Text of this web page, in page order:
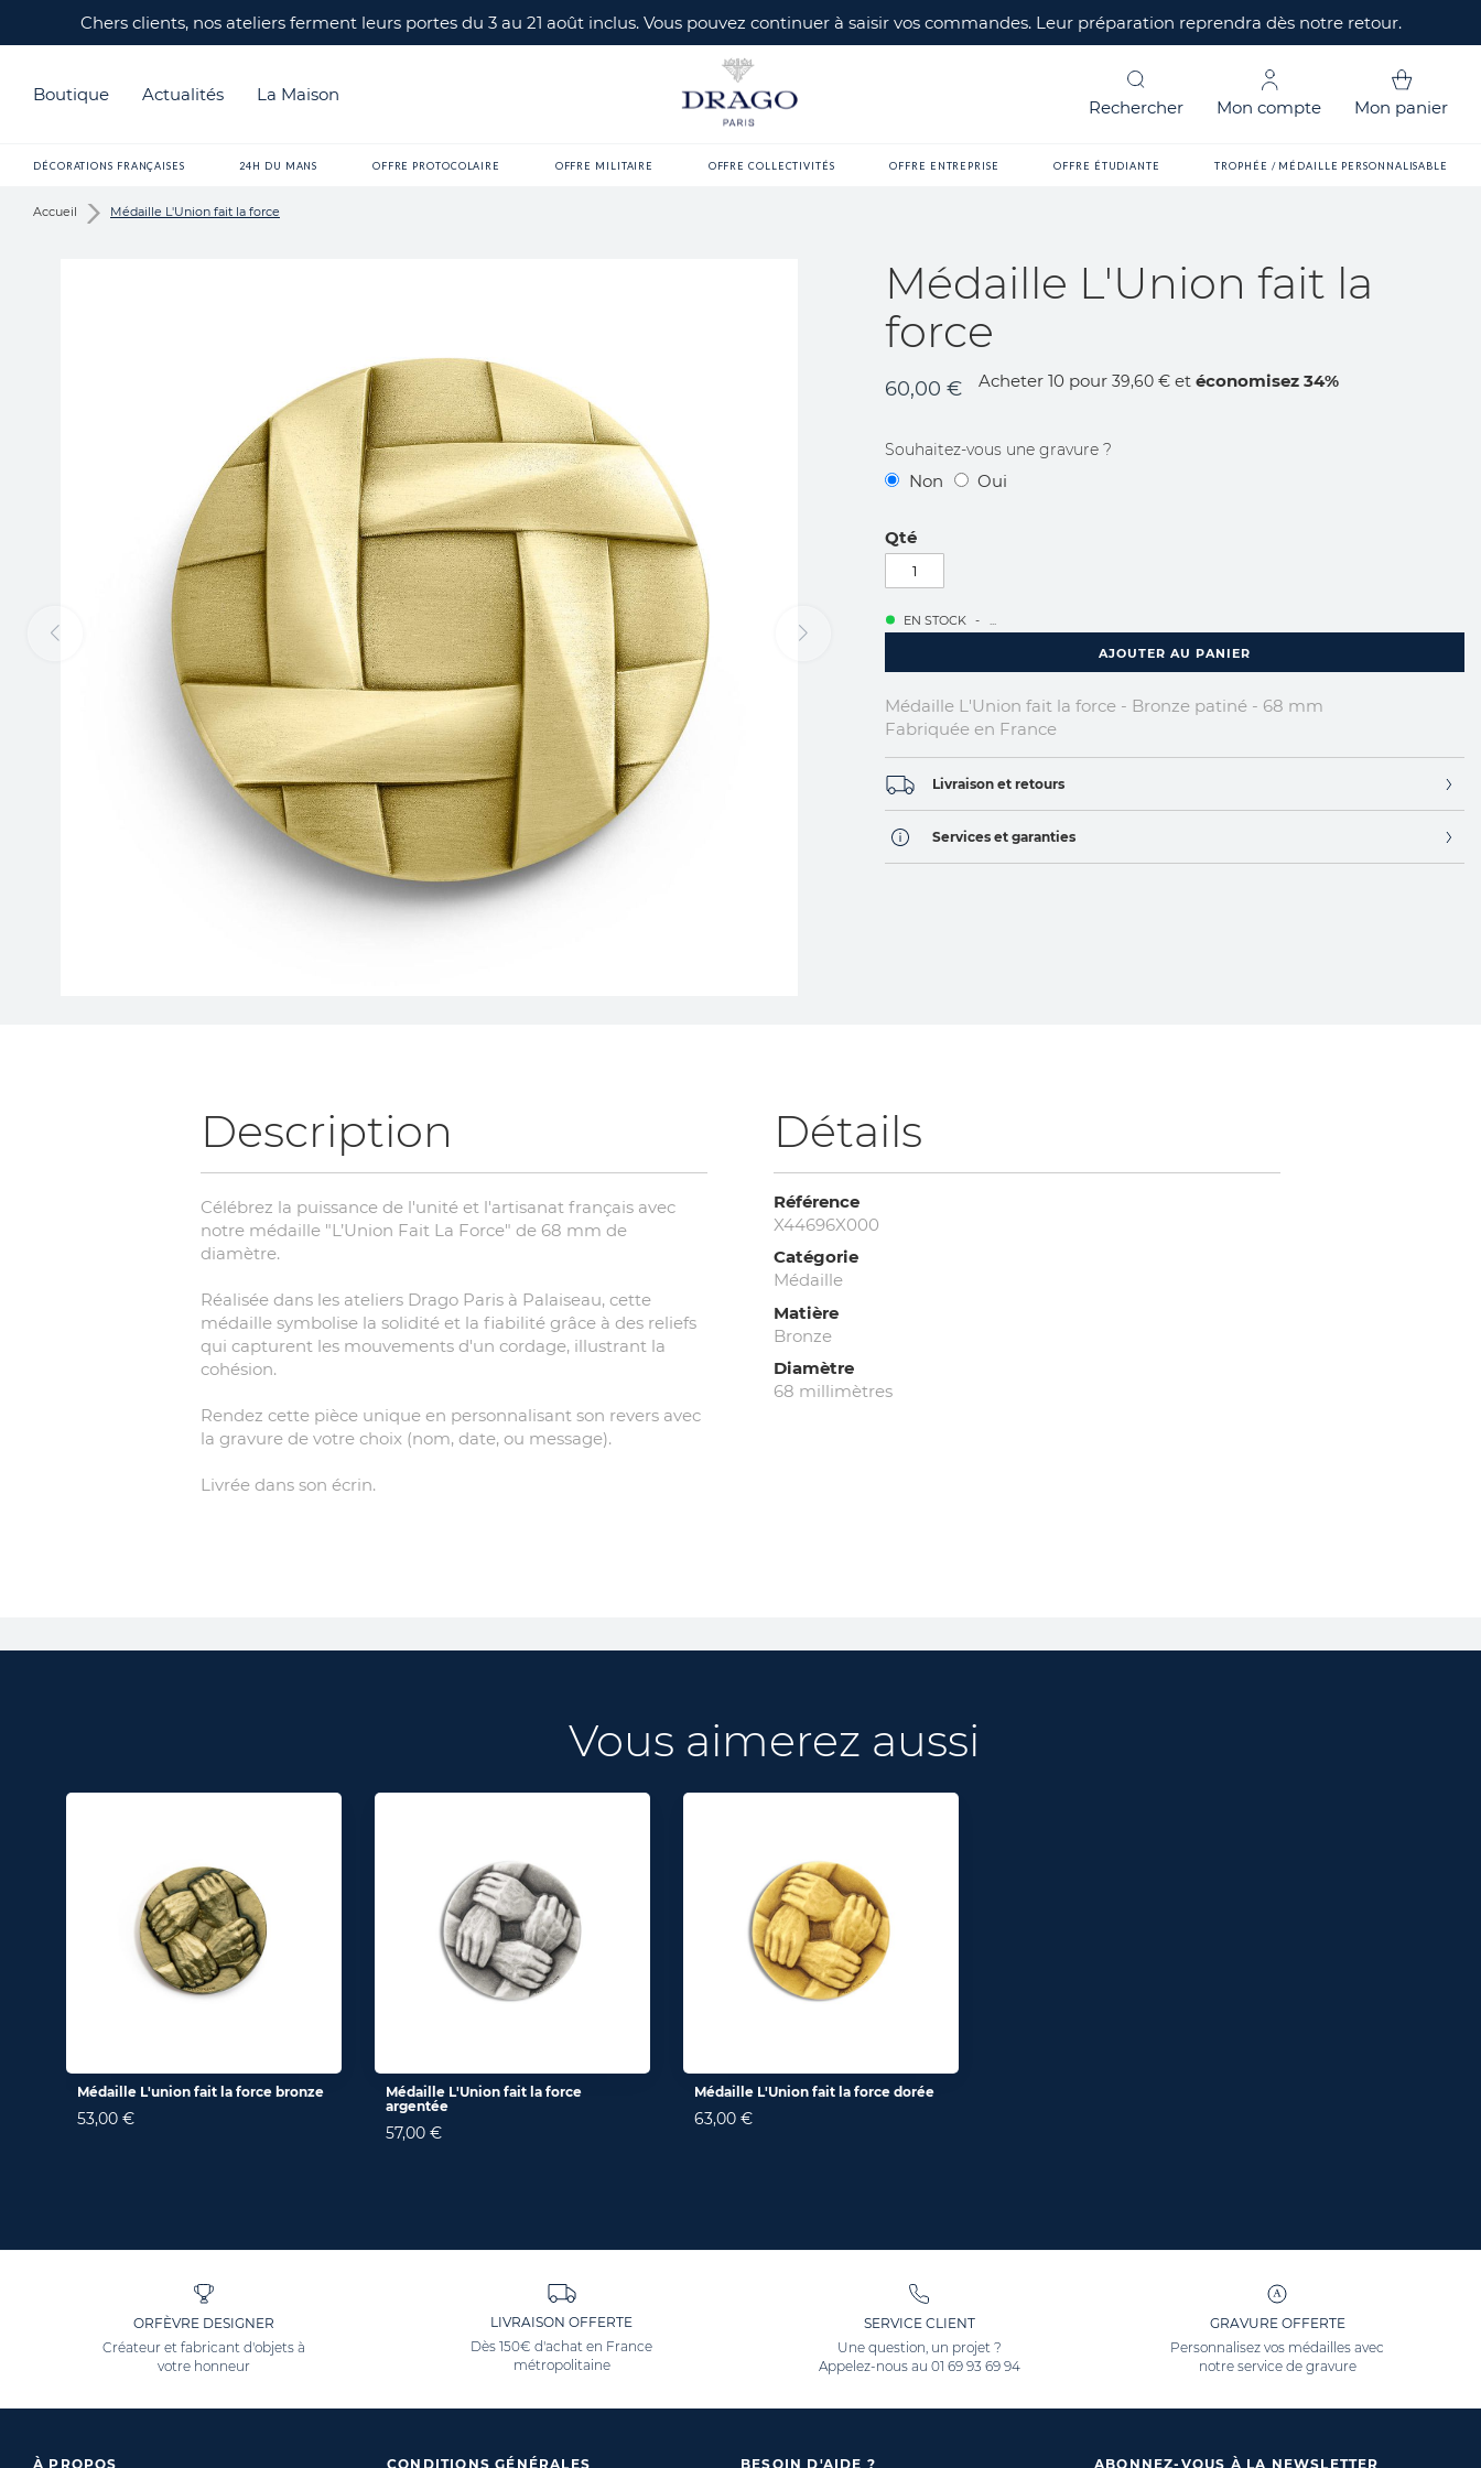
Chers clients, nos ateliers ferment leurs portes du 3 au 21 août inclus. Vous pouvez continuer à saisir vos commandes. Leur préparation reprendra dès notre retour.
Boutique
DÉCORATIONS FRANÇAISES 24H DU MANS OFFRE PROTOCOLAIRE OFFRE MILITAIRE OFFRE COLLECTIVITÉS OFFRE ENTREPRISE OFFRE ÉTUDIANTE TROPHÉE / MÉDAILLE PERSONNALISABLE
Actualités La Maison
Rechercher Mon compte Mon panier
Accueil Médaille L'Union fait la force
Médaille L'Union fait la
force
60,00 € Acheter 10 pour39,60 € etéconomisez 34%
Souhaitez-vous une gravure ?
Non Oui
Qté
EN STOCK ...
AJOUTER AU PANIER
Médaille L'Union fait la force - Bronze patiné - 68 mm
Fabriquée en France
Livraison et retours
Services et garanties
Description
Célébrez la puissance de l'unité et l'artisanat français avec
notre médaille "L’Union Fait La Force" de 68 mm de
diamètre.
Réalisée dans les ateliers Drago Paris à Palaiseau, cette
médaille symbolise la solidité et la fiabilité grâce à des reliefs
qui capturent les mouvements d'un cordage, illustrant la
cohésion.
Rendez cette pièce unique en personnalisant son revers avec
la gravure de votre choix (nom, date, ou message).
Livrée dans son écrin.
Détails
Référence
X44696X000
Catégorie
Médaille
Matière
Bronze
Diamètre
68 millimètres
Vous aimerez aussi
Médaille L'union fait la force bronze
53,00 €
Médaille L'Union fait la force
argentée
57,00 €
Médaille L'Union fait la force dorée
63,00 €
ORFÈVRE DESIGNER
Créateur et fabricant d'objets à
votre honneur
LIVRAISON OFFERTE
Dès 150€ d'achat en France
métropolitaine
SERVICE CLIENT
Une question, un projet ?
Appelez-nous au 01 69 93 69 94
GRAVURE OFFERTE
Personnalisez vos médailles avec
notre service de gravure
ABONNEZ-VOUS À LA NEWSLETTER
BESOIN D'AIDE ?
À PROPOS CONDITIONS GÉNÉRALES